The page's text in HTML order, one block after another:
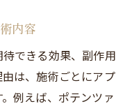
内容
できる効果、副作用
は、施術ごとにアプ
例えば、ポテンツァ